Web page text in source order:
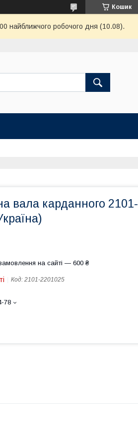
Кошик
найближчого робочого дня (10.08).
вала карданного 2101-
на сайті — 600 ₴
Код: 2101-2201025
78